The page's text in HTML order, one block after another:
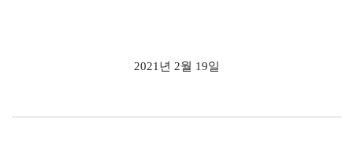
2021년 2월 19일